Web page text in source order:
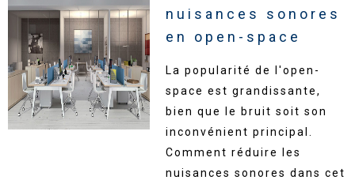
nuisances sonores
en open-space
La popularité de l'open-
space est grandissante,
bien que le bruit soit son
inconvénient principal.
Comment réduire les
nuisances sonores dans cet